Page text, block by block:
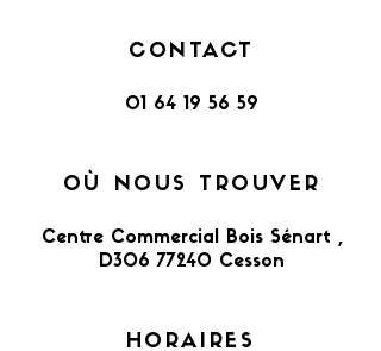
CONTACT
01 64 19 56 59
OÙ NOUS TROUVER
Centre Commercial Bois Sénart ,
D306 77240 Cesson​
HORAIRES